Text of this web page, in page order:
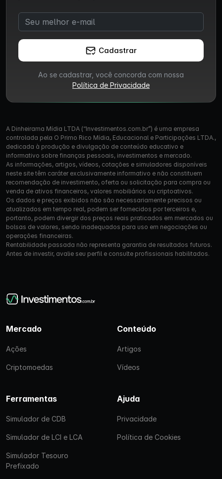
Cadastrar
Ao se cadastrar, você concorda com nossa
Política de Privacidade
A Dinheirama Mídia LTDA (“Investimentos.com.br”) é uma empresa
controlada pela O Primo Rico Mídia, Educacional e Participações LTDA.,
dedicada à produção e divulgação de conteúdo educativo e
informativo sobre finanças pessoais, investimentos e mercado.
As informações, artigos, vídeos, cotações e simuladores disponíveis
neste site têm caráter exclusivamente informativo e não constituem
recomendação de investimento, oferta ou solicitação para compra ou
venda de ativos financeiros, valores mobiliários ou criptoativos.
Os dados e preços exibidos não são necessariamente precisos ou
atualizados em tempo real, podem ser fornecidos por terceiros e,
portanto, podem divergir dos preços reais praticados em mercados ou
bolsas de valores, sendo inadequados para uso em negociações ou
operações financeiras.
Rentabilidade passada não representa garantia de resultados futuros.
Antes de investir, avalie seu perfil e consulte profissionais habilitados.
Mercado
Ações
Criptomoedas
Conteúdo
Artigos
Vídeos
Ferramentas
Simulador de CDB
Simulador de LCI e LCA
Simulador Tesouro
Prefixado
Ajuda
Privacidade
Política de Cookies